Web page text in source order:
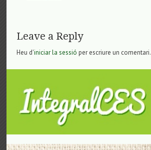
Leave a Reply
Heu d'iniciar la sessió per escriure un comentari.